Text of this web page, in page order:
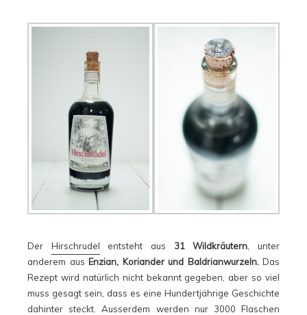
Der Hirschrudel entsteht aus 31 Wildkräutern , unter
anderem aus Enzian, Koriander und Baldrianwurzeln.Das
Rezept wird natürlich nicht bekannt gegeben, aber so viel
muss gesagt sein, dass es eine Hundertjährige Geschichte
dahinter steckt. Ausserdem werden nur 3000 Flaschen